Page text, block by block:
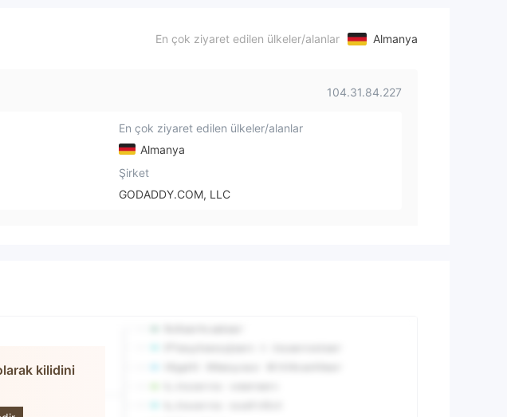
En çok ziyaret edilen ülkeler/alanlar Almanya
104.31.84.227
En çok ziyaret edilen ülkeler/alanlar
Almanya
Şirket
GODADDY.COM, LLC
kilidini